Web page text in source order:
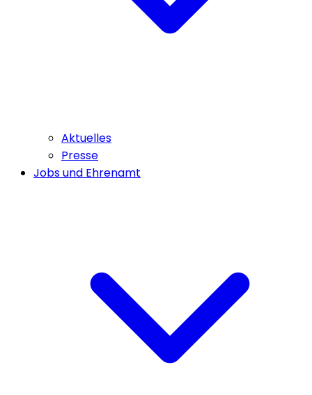
Aktuelles
Presse
Jobs und Ehrenamt